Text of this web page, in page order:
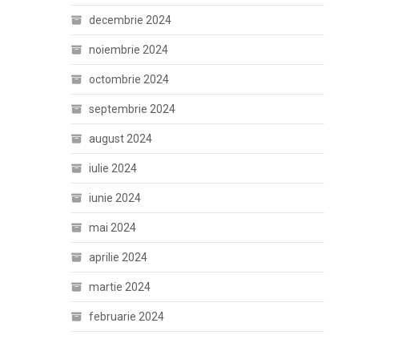
decembrie 2024
noiembrie 2024
octombrie 2024
septembrie 2024
august 2024
iulie 2024
iunie 2024
mai 2024
aprilie 2024
martie 2024
februarie 2024